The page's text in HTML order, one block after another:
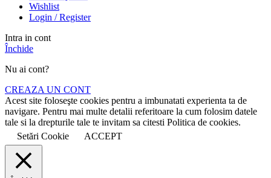
Wishlist
Login / Register
Intra in cont
Închide
Nu ai cont?
CREAZA UN CONT
Acest site foloseşte cookies pentru a imbunatati experienta ta de
navigare. Pentru mai multe detalii referitoare la cum folosim datele
tale si la drepturile tale te invitam sa citesti Politica de cookies.
Setări Cookie
ACCEPT